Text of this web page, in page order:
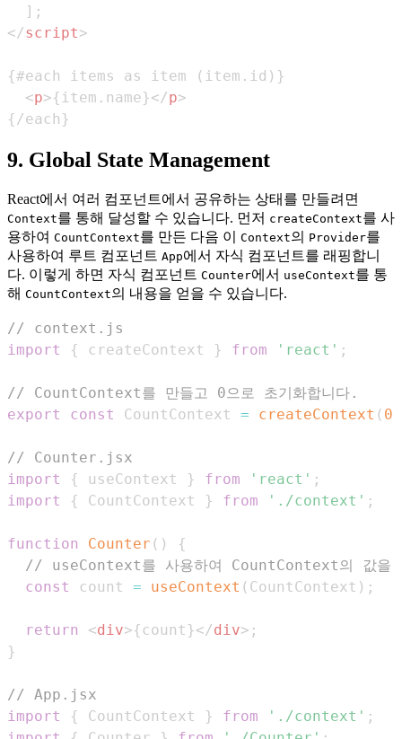
] ;
</script>
<p>{item.name}</p>
{/each}
9. Global State Management
React에서 여러 컴포넌트에서 공유하는 상태를 만들려면
Context를 통해 달성할 수 있습니다. 먼저 createContext를 사
용하여 CountContext를 만든 다음 이 Context의 Provider를
사용하여 루트 컴포넌트 App에서 자식 컴포넌트를 래핑합니
다. 이렇게 하면 자식 컴포넌트 Counter에서 useContext를 통
해 CountContext의 내용을 얻을 수 있습니다.
// context.js
import
{ createContext } from 'react' ;
// CountContext를 만들고 0으로 초기화합니다.
export
const CountContext = createContext ( 0
// Counter.jsx
import
{ useContext } from 'react' ;
import
{ CountContext } from './context' ;
function Counter ( )
{
// useContext를 사용하여 CountContext의 값을
const
count = useContext ( CountContext ) ;
return <div>{ count }</div> ;
}
// App.jsx
import
{ CountContext } from './context' ;